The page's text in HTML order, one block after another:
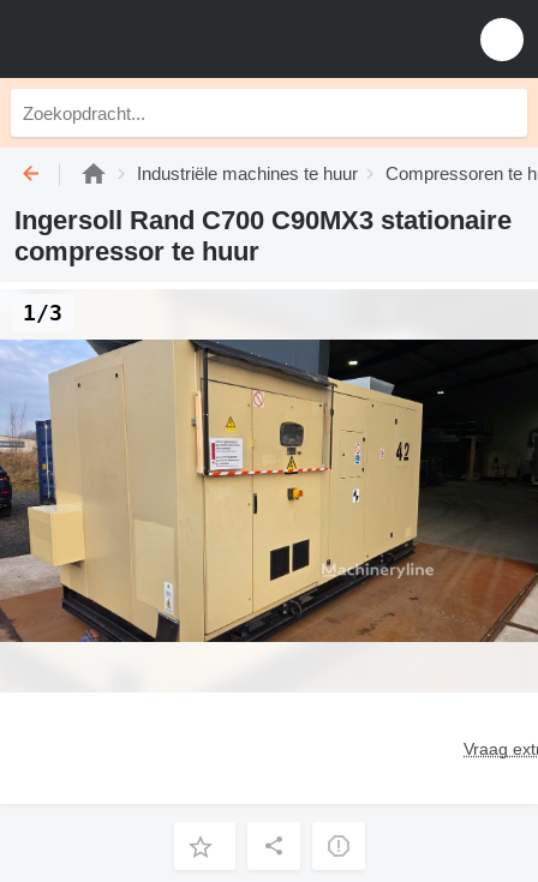
Industriële machines te huur Compressoren te
Ingersoll Rand C700 C90MX3 stationaire
compressor te huur
Vraag
1/3